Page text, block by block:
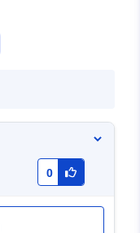
0